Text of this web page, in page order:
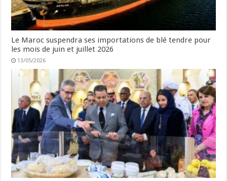
Le Maroc suspendra ses importations de blé tendre pour
les mois de juin et juillet 2026
13/05/2026